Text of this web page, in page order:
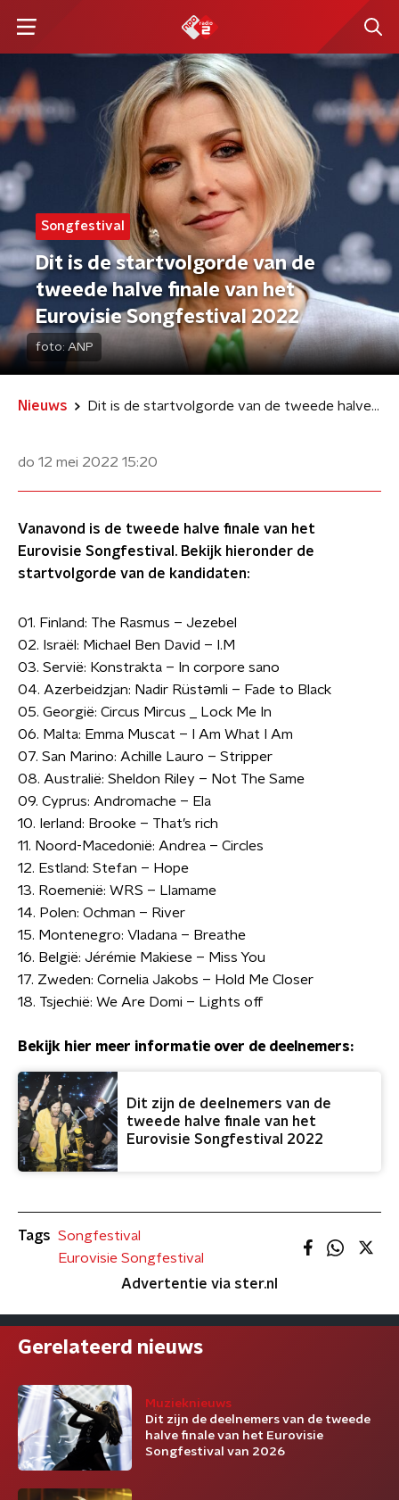
Songfestival
Dit is de startvolgorde van de
tweede halve finale van het
Eurovisie Songfestival 2022
foto: ANP
Nieuws Dit is de startvolgorde van de tweede halve finale van het Eurovisie Songfestival 2022
do 12 mei 2022 15:20
Vanavond is de tweede halve finale van het
Eurovisie Songfestival. Bekijk hieronder de
startvolgorde van de kandidaten:
01. Finland: The Rasmus – Jezebel
02. Israël: Michael Ben David – I.M
03. Servië: Konstrakta – In corpore sano
04. Azerbeidzjan: Nadir Rüstəmli – Fade to Black
05. Georgië: Circus Mircus _ Lock Me In
06. Malta: Emma Muscat – I Am What I Am
07. San Marino: Achille Lauro – Stripper
08. Australië: Sheldon Riley – Not The Same
09. Cyprus: Andromache – Ela
10. Ierland: Brooke – That’s rich
11. Noord-Macedonië: Andrea – Circles
12. Estland: Stefan – Hope
13. Roemenië: WRS – Llamame
14. Polen: Ochman – River
15. Montenegro: Vladana – Breathe
16. België: Jérémie Makiese – Miss You
17. Zweden: Cornelia Jakobs – Hold Me Closer
18. Tsjechië: We Are Domi – Lights off
Bekijk hier meer informatie over de deelnemers:
Dit zijn de deelnemers van de
tweede halve finale van het
Eurovisie Songfestival 2022
Tags Songfestival
Eurovisie Songfestival
Advertentie via ster.nl
Gerelateerd nieuws
Muzieknieuws
Dit zijn de deelnemers van de tweede
halve finale van het Eurovisie
Songfestival van 2026